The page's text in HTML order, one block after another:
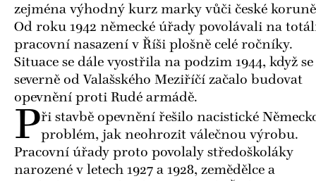
zejména výhodný kurz marky vůči české
Od roku 1942 německé úřady povolávali na
pracovní nasazení v Říši plošně celé ročníky.
Situace se dále vyostřila na podzim 1944, když se
severně od Valašského Meziříčí začalo budovat
opevnění proti Rudé armádě.
Při stavbě opevnění řešilo nacistické
problém, jak neohrozit válečnou výrobu.
Pracovní úřady proto povolaly středoškoláky
narozené v letech 1927 a 1928, zemědělce a